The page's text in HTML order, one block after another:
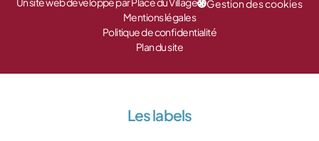
Gestion des cookies
Mentions légales
Politique de confidentialité
Plan du site
Les labels